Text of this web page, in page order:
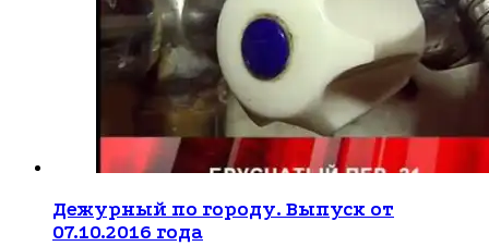
Дежурный по городу. Выпуск от
07.10.2016 года